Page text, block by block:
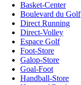
Basket-Center
Boulevard du Golf
Direct Running
Direct-Volley
Espace Golf
Foot-Store
Galop-Store
Goal-Foot
Handball-Store